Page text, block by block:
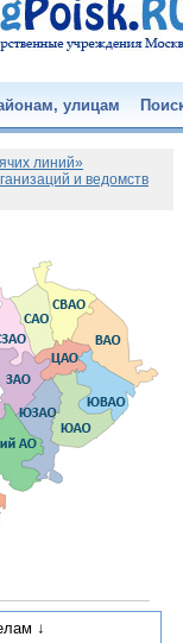
улицам
линий»
и ведомств